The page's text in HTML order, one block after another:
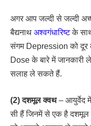
अगर आप जल्दी से जल्दी
बैद्यनाथ अश्वगंधारिष्टके साथ
संगम Depression को दूर
Dose के बारे में जानकारी
सलाह ले सकते हैं.
(2) दशमूल क्वथ– आयुर्वेद
सी हैं जिनमें से एक है दशमूल